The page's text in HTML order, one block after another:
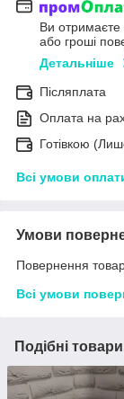
Ви
або гроші
Детальніше
Післяплата
Оплата на
Готівкою
Всі умови
Умови
Повернення
Всі умови
Подібні